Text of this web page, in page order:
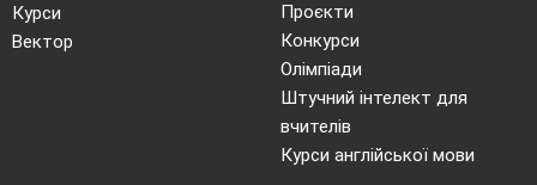
Курси
Вектор
Проєкти
Конкурси
Олімпіади
Штучний інтелект для
вчителів
Курси англійської мови